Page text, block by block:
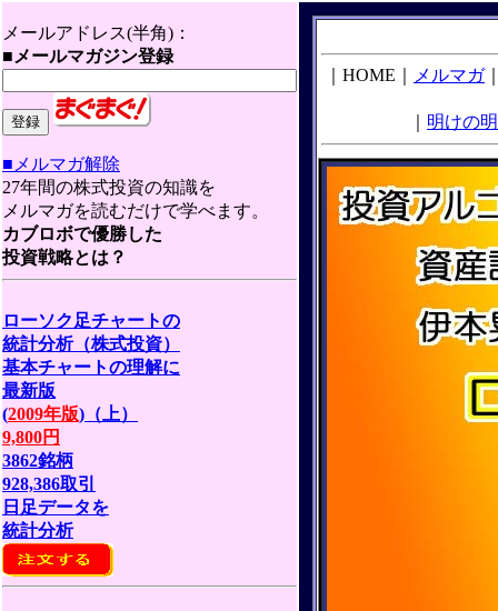
メールアドレス(半角)：
■メールマガジン登録
■メルマガ解除
27年間の株式投資の知識を
メルマガを読むだけで学べます。
カブロボで優勝した
投資戦略とは？
ローソク足チャートの
統計分析（株式投資）
基本チャートの理解に
最新版
(2009年版)（上）
9,800円
3862銘柄
928,386取引
日足データを
統計分析
｜HOME｜ メルマガ
明けの